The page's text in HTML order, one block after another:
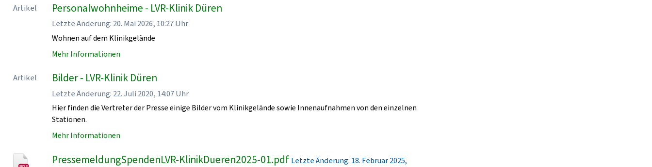
Artikel Personalwohnheime - LVR-Klinik Düren
Letzte Änderung: 20. Mai 2026, 10:27 Uhr
Wohnen auf dem Klinikgelände
Mehr Informationen
Artikel Bilder - LVR-Klinik Düren
Letzte Änderung: 22. Juli 2020, 14:07 Uhr
Hier finden die Vertreter der Presse einige Bilder vom Klinikgelände sowie Innenaufnahmen von den einzelnen
Stationen.
Mehr Informationen
PressemeldungSpendenLVR-KlinikDueren2025-01.pdf Letzte Änderung: 18. Februar 2025,